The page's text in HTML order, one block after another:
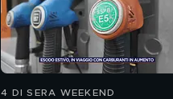
4 DI SERA WEEKEND